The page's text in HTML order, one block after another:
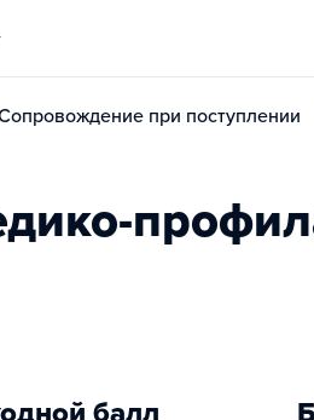
при поступлении